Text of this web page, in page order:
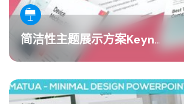
简洁性主题展示方案Keynote模板